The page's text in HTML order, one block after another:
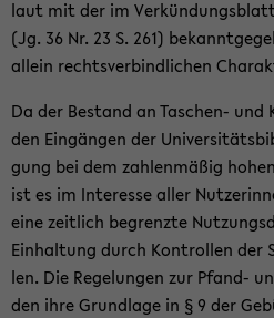
laut mit der im
(Jg. 36 Nr. 23 S. 261)
al­lein rechts­ver­bind­li­chen
Da der Be­stand an Taschen-​
den Ein­gän­gen der
gung bei dem zah­len­mä­ßig
ist es im In­ter­es­se aller
eine zeit­lich be­grenz­te
Ein­hal­tung durch Kon­trol­len der
len. Die Re­ge­lun­gen zur Pfand-​
den ihre Grund­la­ge in § 9 der